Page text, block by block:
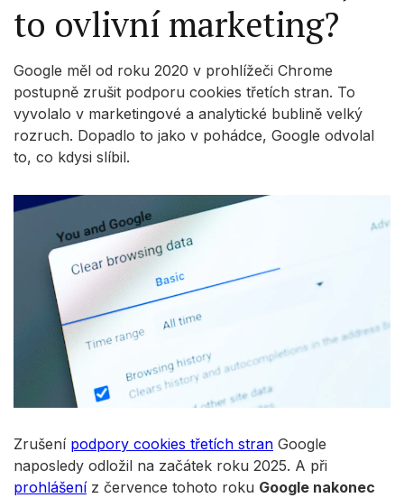
to ovlivní marketing?
Google měl od roku 2020 v prohlížeči Chrome
postupně zrušit podporu cookies třetích stran. To
vyvolalo v marketingové a analytické bublině velký
rozruch. Dopadlo to jako v pohádce, Google odvolal
to, co kdysi slíbil.
Zrušení podpory cookies třetích stran Google
naposledy odložil na začátek roku 2025. A při
prohlášeníz července tohoto roku Google nakonec